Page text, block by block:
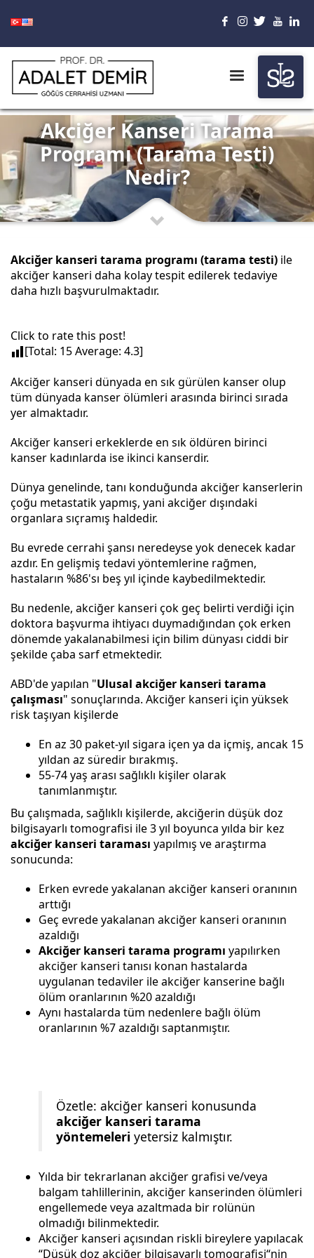
Akciğer Kanseri Tarama
Programı (Tarama Testi)
Nedir?
Akciğer kanseri tarama programı (tarama testi) ile
akciğer kanseri daha kolay tespit edilerek tedaviye
daha hızlı başvurulmaktadır.
Click to rate this post!
[Total: 15Average: 4.3]
Akciğer kanseri dünyada en sık gürülen kanser olup
tüm dünyada kanser ölümleri arasında birinci sırada
yer almaktadır.
Akciğer kanseri erkeklerde en sık öldüren birinci
kanser kadınlarda ise ikinci kanserdir.
Dünya genelinde, tanı konduğunda akciğer kanserlerin
çoğu metastatik yapmış, yani akciğer dışındaki
organlara sıçramış haldedir.
Bu evrede cerrahi şansı neredeyse yok denecek kadar
azdır. En gelişmiş tedavi yöntemlerine rağmen,
hastaların %86'sı beş yıl içinde kaybedilmektedir.
Bu nedenle, akciğer kanseri çok geç belirti verdiği için
doktora başvurma ihtiyacı duymadığından çok erken
dönemde yakalanabilmesi için bilim dünyası ciddi bir
şekilde çaba sarf etmektedir.
ABD'de yapılan "Ulusal akciğer kanseri tarama
çalışması" sonuçlarında. Akciğer kanseri için yüksek
risk taşıyan kişilerde
En az 30 paket-yıl sigara içen ya da içmiş, ancak 15
yıldan az süredir bırakmış.
55-74 yaş arası sağlıklı kişiler olarak
tanımlanmıştır.
Bu çalışmada, sağlıklı kişilerde, akciğerin düşük doz
bilgisayarlı tomografisi ile 3 yıl boyunca yılda bir kez
akciğer kanseri taraması yapılmış ve araştırma
sonucunda:
Erken evrede yakalanan akciğer kanseri oranının
arttığı
Geç evrede yakalanan akciğer kanseri oranının
azaldığı
Akciğer kanseri tarama programı yapılırken
akciğer kanseri tanısı konan hastalarda
uygulanan tedaviler ile akciğer kanserine bağlı
ölüm oranlarının %20 azaldığı
Aynı hastalarda tüm nedenlere bağlı ölüm
oranlarının %7 azaldığı saptanmıştır.
Özetle: akciğer kanseri konusunda
akciğer kanseri tarama
yöntemeleri yetersiz kalmıştır.
Yılda bir tekrarlanan akciğer grafisi ve/veya
balgam tahlillerinin, akciğer kanserinden ölümleri
engellemede veya azaltmada bir rolünün
olmadığı bilinmektedir.
Akciğer kanseri açısından riskli bireylere yapılacak
“Düşük doz akciğer bilgisayarlı tomografisi“nin